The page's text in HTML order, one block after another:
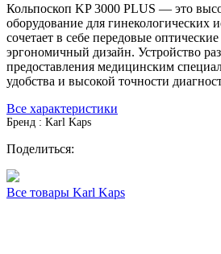
Кольпоскоп KP 3000 PLUS — это
оборудование для гинекологических
сочетает в себе передовые
эргономичный дизайн. Устройство
предоставления медицинским
удобства и высокой точности
Все характеристики
Бренд : Karl Kaps
Поделиться:
Все товары Karl Kaps